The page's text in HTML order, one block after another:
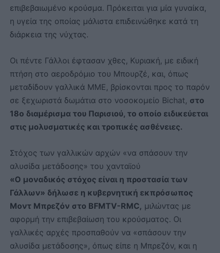
επιβεβαιωμένο κρούσμα. Πρόκειται για μία γυναίκα,
η υγεία της οποίας μάλιστα επιδεινώθηκε κατά τη
διάρκεια της νύχτας.
Οι πέντε Γάλλοι έφτασαν χθες, Κυριακή, με ειδική
πτήση στο αεροδρόμιο του Μπουρζέ, και, όπως
μεταδίδουν γαλλικά ΜΜΕ, βρίσκονται προς το παρόν
σε ξεχωριστά δωμάτια στο νοσοκομείο Bichat, στο
18ο διαμέρισμα του Παρισιού, το οποίο ειδικεύεται
στις μολυσματικές και τροπικές ασθένειες.
Στόχος των γαλλικών αρχών «να σπάσουν την
αλυσίδα μετάδοσης» του χανταϊού
«Ο μοναδικός στόχος είναι η προστασία των
Γάλλων» δήλωσε η κυβερνητική εκπρόσωπος
Μοντ Μπρεζόν στο BFMTV-RMC, μιλώντας με
αφορμή την επιβεβαίωση του κρούσματος. Οι
γαλλικές αρχές προσπαθούν να «σπάσουν την
αλυσίδα μετάδοσης», όπως είπε η Μπρεζόν, και η